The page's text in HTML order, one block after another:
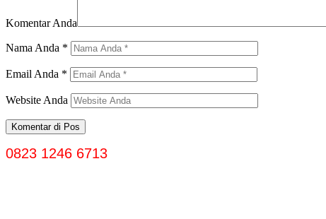
Komentar Anda
Nama Anda *
Email Anda *
Website Anda
0823 1246 6713